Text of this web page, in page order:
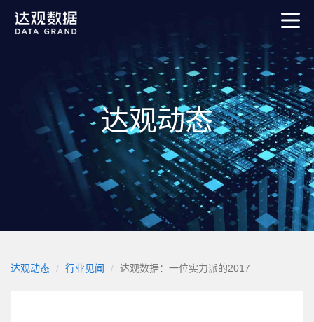
达观动态
达观动态 行业见闻 达观数据：一位实力派的2017